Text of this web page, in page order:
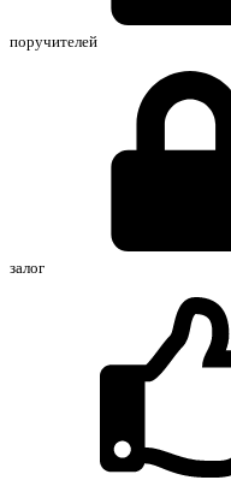
поручителей
залог